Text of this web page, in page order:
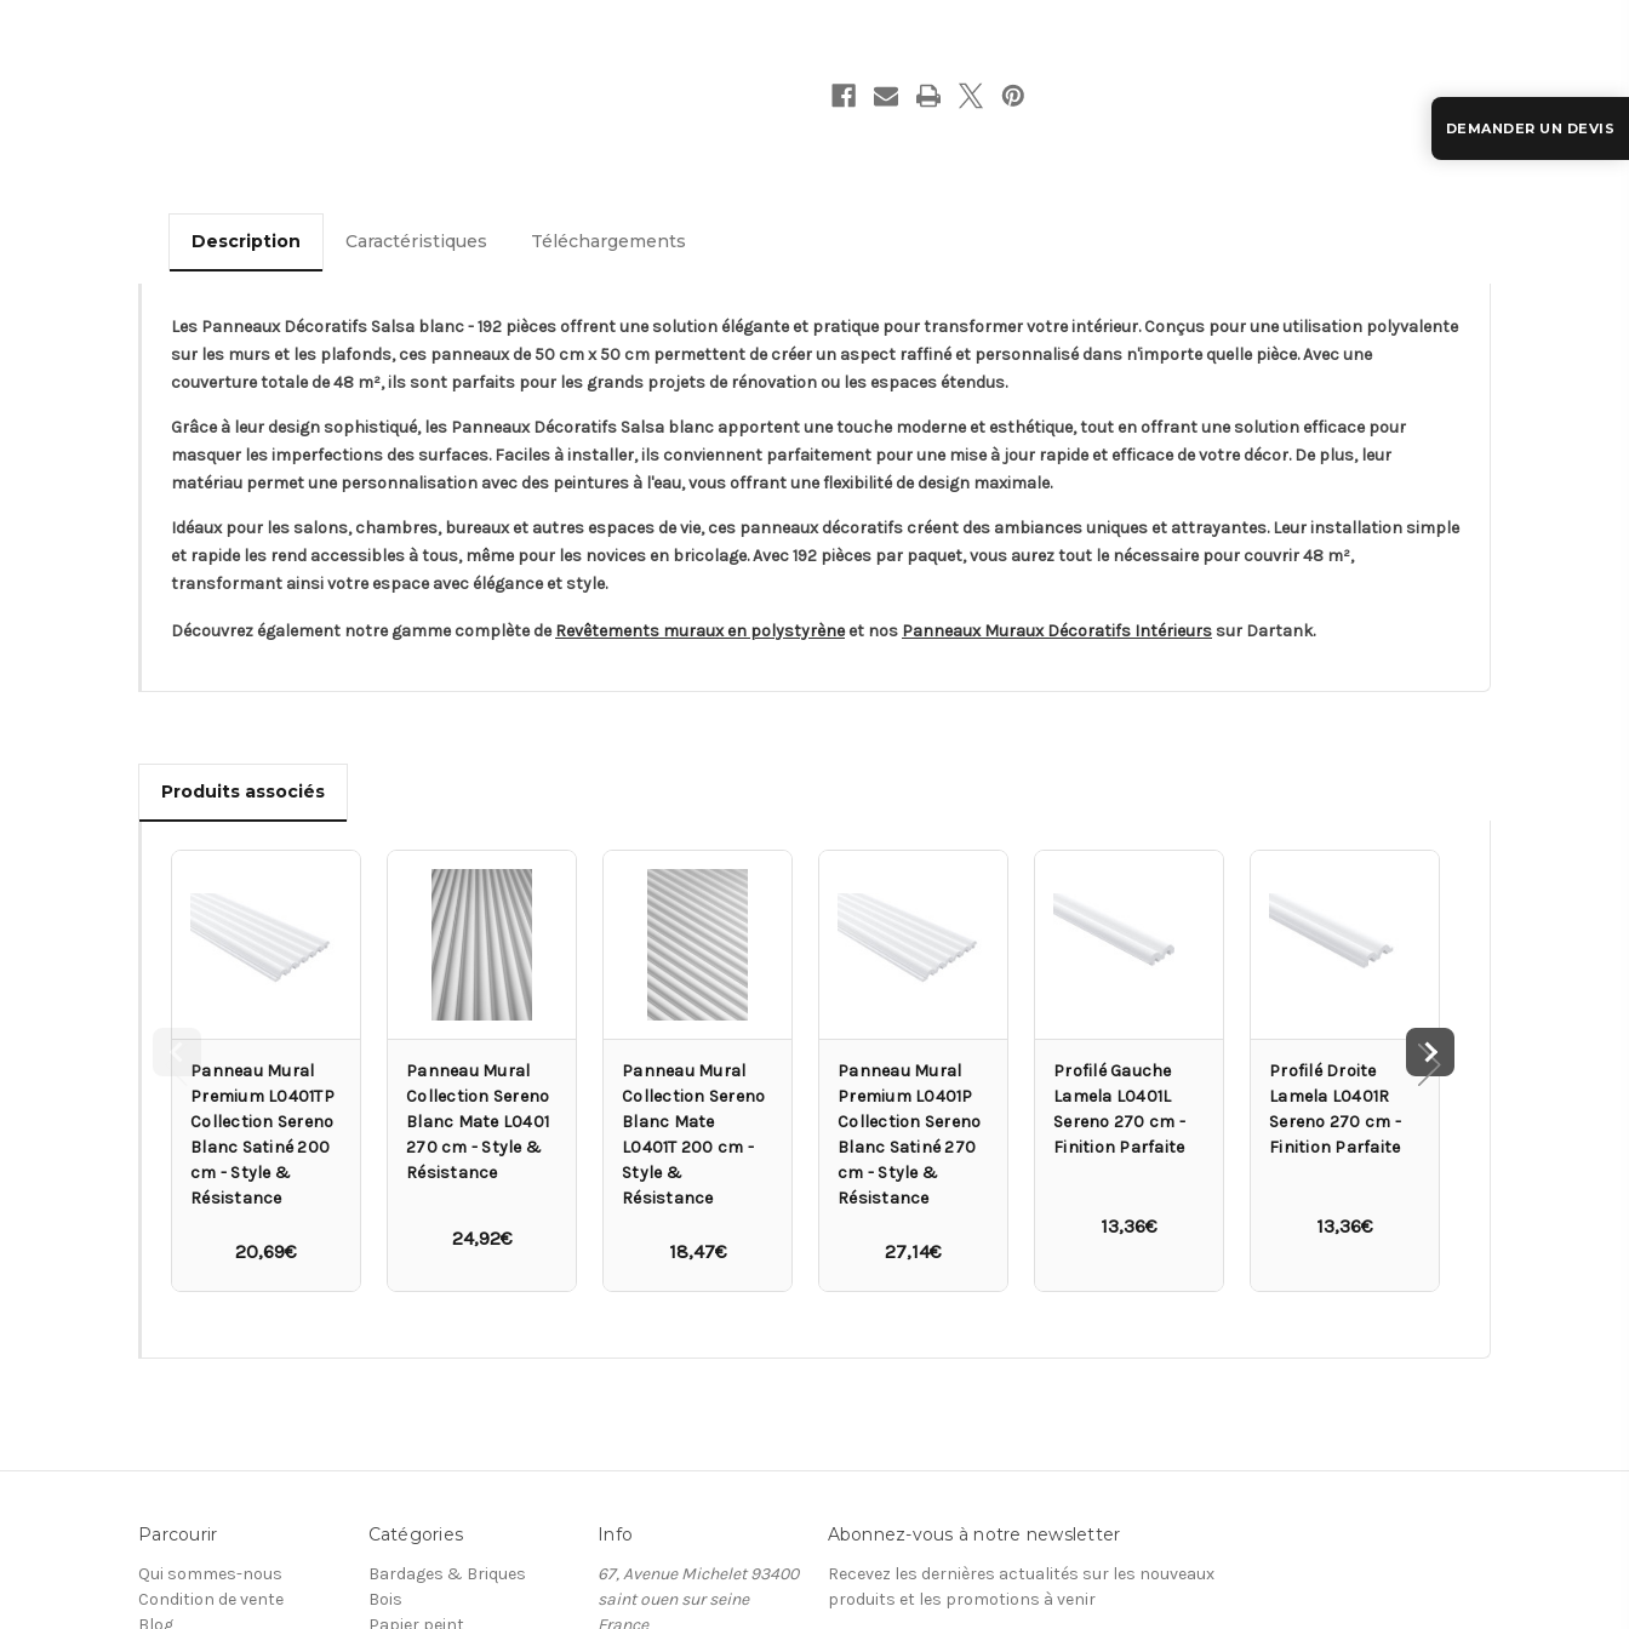
Description Caractéristiques Téléchargements
Les Panneaux Décoratifs Salsa blanc - 192 pièces offrent une solution élégante et pratique pour transformer votre intérieur. Conçus pour une utilisation polyvalente
sur les murs et les plafonds, ces panneaux de 50 cm x 50 cm permettent de créer un aspect raffiné et personnalisé dans n'importe quelle pièce. Avec une
couverture totale de 48 m², ils sont parfaits pour les grands projets de rénovation ou les espaces étendus.
Grâce à leur design sophistiqué, les Panneaux Décoratifs Salsa blanc apportent une touche moderne et esthétique, tout en offrant une solution efficace pour
masquer les imperfections des surfaces. Faciles à installer, ils conviennent parfaitement pour une mise à jour rapide et efficace de votre décor. De plus, leur
matériau permet une personnalisation avec des peintures à l'eau, vous offrant une flexibilité de design maximale.
Idéaux pour les salons, chambres, bureaux et autres espaces de vie, ces panneaux décoratifs créent des ambiances uniques et attrayantes. Leur installation simple
et rapide les rend accessibles à tous, même pour les novices en bricolage. Avec 192 pièces par paquet, vous aurez tout le nécessaire pour couvrir 48 m²,
transformant ainsi votre espace avec élégance et style.
Découvrez également notre gamme complète deRevêtements muraux en polystyrèneet nos Panneaux Muraux Décoratifs Intérieurs sur Dartank.
Produits associés
Panneau Mural
Premium L0401TP
Collection Sereno
Blanc Satiné 200
cm - Style &
Résistance
20,69€
Panneau Mural
Collection Sereno
Blanc Mate L0401
270 cm - Style &
Résistance
24,92€
Panneau Mural
Collection Sereno
Blanc Mate
L0401T 200 cm -
Style &
Résistance
18,47€
Panneau Mural
Premium L0401P
Collection Sereno
Blanc Satiné 270
cm - Style &
Résistance
27,14€
Profilé Gauche
Lamela L0401L
Sereno 270 cm -
Finition Parfaite
13,36€
Profilé Droite
Lamela L0401R
Sereno 270 cm -
Finition Parfaite
13,36€
Parcourir
Qui sommes-nous
Condition de vente
Blog
Catégories
Bardages & Briques
Bois
Papier peint
Info
67, Avenue Michelet 93400
saint ouen sur seine
France
Abonnez-vous à notre newsletter
Recevez les dernières actualités sur les nouveaux
produits et les promotions à venir
DEMANDER UN DEVIS